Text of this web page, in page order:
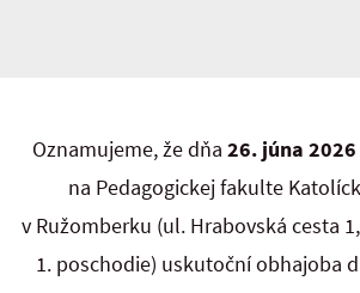
Oznamujeme, že dňa 26. júna
na Pedagogickej fakulte
v Ružomberku (ul. Hrabovská cesta
1. poschodie) uskutoční obhajoba